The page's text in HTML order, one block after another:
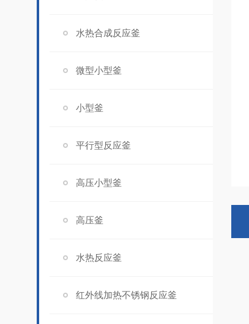
水热合成反应釜
微型小型釜
小型釜
平行型反应釜
高压小型釜
高压釜
水热反应釜
红外线加热不锈钢反应釜